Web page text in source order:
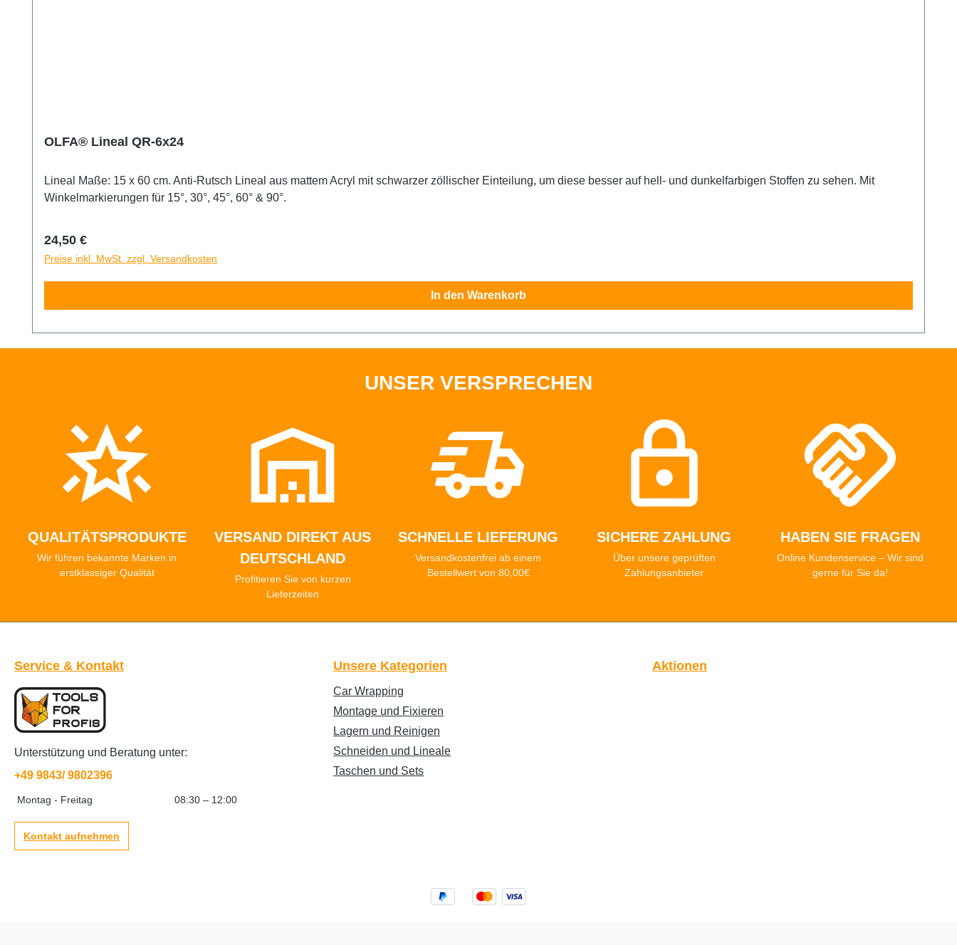
OLFA® Lineal QR-6x24
Lineal Maße: 15 x 60 cm. Anti-Rutsch Lineal aus mattem Acryl mit schwarzer zöllischer Einteilung, um diese besser auf hell- und dunkelfarbigen Stoffen zu sehen. Mit
Winkelmarkierungen für 15°, 30°, 45°, 60° & 90°.
Regulärer Preis:
24,50 €
Preise inkl. MwSt. zzgl. Versandkosten
In den Warenkorb
UNSER VERSPRECHEN
QUALITÄTSPRODUKTE
Wir führen bekannte Marken in
erstklassiger Qualität
VERSAND DIREKT AUS
DEUTSCHLAND
Profitieren Sie von kurzen
Lieferzeiten
SCHNELLE LIEFERUNG
Versandkostenfrei ab einem
Bestellwert von 80,00€
SICHERE ZAHLUNG
Über unsere geprüften
Zahlungsanbieter
HABEN SIE FRAGEN
Online Kundenservice – Wir sind
gerne für Sie da!
Service & Kontakt
Unterstützung und Beratung unter:
+49 9843/ 9802396
Montag - Freitag 08:30 – 12:00
Kontakt aufnehmen
Unsere Kategorien
Car Wrapping
Montage und Fixieren
Lagern und Reinigen
Schneiden und Lineale
Taschen und Sets
Aktionen